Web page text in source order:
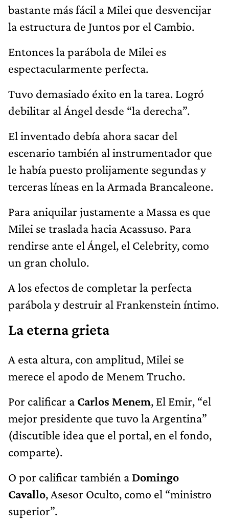
bastante más fácil a Milei que desvencijar
la estructura de Juntos por el Cambio.
Entonces la parábola de Milei es
espectacularmente perfecta.
Tuvo demasiado éxito en la tarea. Logró
debilitar al Ángel desde “la derecha”.
El inventado debía ahora sacar del
escenario también al instrumentador que
le había puesto prolijamente segundas y
terceras líneas en la Armada Brancaleone.
Para aniquilar justamente a Massa es que
Milei se traslada hacia Acassuso. Para
rendirse ante el Ángel, el Celebrity, como
un gran cholulo.
A los efectos de completar la perfecta
parábola y destruir al Frankenstein íntimo.
La eterna grieta
A esta altura, con amplitud, Milei se
merece el apodo de Menem Trucho.
Por calificar a Carlos Menem, El Emir, “el
mejor presidente que tuvo la Argentina”
(discutible idea que el portal, en el fondo,
comparte).
O por calificar también a Domingo
Cavallo, Asesor Oculto, como el “ministro
superior”.